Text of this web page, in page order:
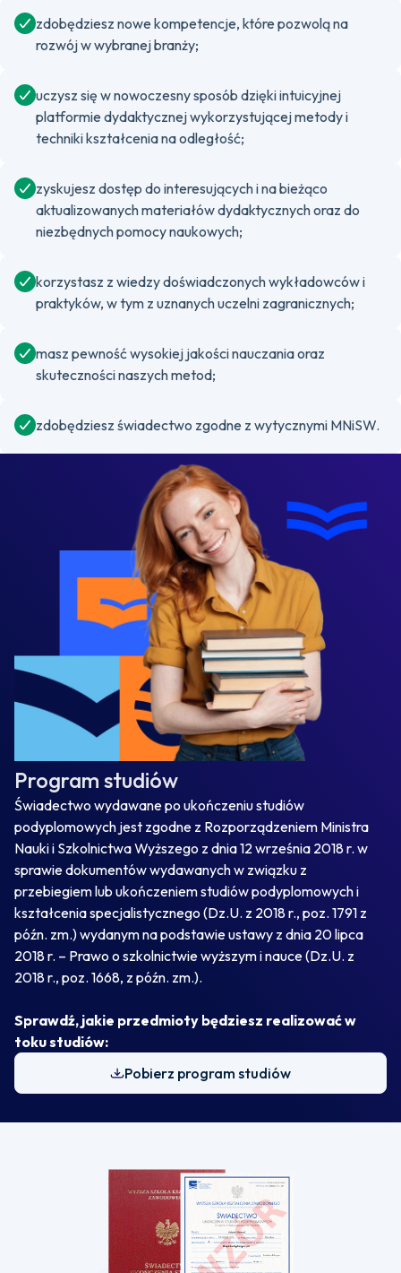
zdobędziesz nowe kompetencje, które pozwolą na
rozwój w wybranej branży;
uczysz się w nowoczesny sposób dzięki intuicyjnej
platformie dydaktycznej wykorzystującej metody i
techniki kształcenia na odległość;
zyskujesz dostęp do interesujących i na bieżąco
aktualizowanych materiałów dydaktycznych oraz do
niezbędnych pomocy naukowych;
korzystasz z wiedzy doświadczonych wykładowców i
praktyków, w tym z uznanych uczelni zagranicznych;
masz pewność wysokiej jakości nauczania oraz
skuteczności naszych metod;
zdobędziesz świadectwo zgodne z wytycznymi MNiSW.
Program studiów
Świadectwo wydawane po ukończeniu studiów
podyplomowych jest zgodne z Rozporządzeniem Ministra
Nauki i Szkolnictwa Wyższego z dnia 12 września 2018 r. w
sprawie dokumentów wydawanych w związku z
przebiegiem lub ukończeniem studiów podyplomowych i
kształcenia specjalistycznego (Dz.U. z 2018 r., poz. 1791 z
późn. zm.) wydanym na podstawie ustawy z dnia 20 lipca
2018 r. – Prawo o szkolnictwie wyższym i nauce (Dz.U. z
2018 r., poz. 1668, z późn. zm.).
Sprawdź, jakie przedmioty będziesz realizować w
toku studiów:
Pobierz program studiów